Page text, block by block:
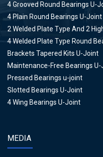
4 Grooved Round Bearings U-
4 Plain Round Bearings U-Joint
2 Welded Plate Type And 2
4 Welded Plate Type Round
Brackets Tapered Kits U-Joint
Maintenance-Free Bearings
Pressed Bearings u-joint
Slotted Bearings U-Joint
4 Wing Bearings U-Joint
MEDIA